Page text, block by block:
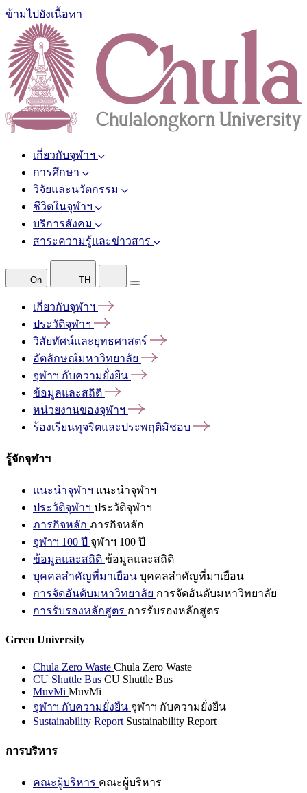
ข้ามไปยังเนื้อหา
เกี่ยวกับจุฬาฯ
การศึกษา
วิจัยและนวัตกรรม
ชีวิตในจุฬาฯ
บริการสังคม
สาระความรู้และข่าวสาร
On TH
เกี่ยวกับจุฬาฯ
ประวัติจุฬาฯ
วิสัยทัศน์และยุทธศาสตร์
อัตลักษณ์มหาวิทยาลัย
จุฬาฯ กับความยั่งยืน
ข้อมูลและสถิติ
หน่วยงานของจุฬาฯ
ร้องเรียนทุจริตและประพฤติมิชอบ
รู้จักจุฬาฯ
แนะนำจุฬาฯ แนะนำจุฬาฯ
ประวัติจุฬาฯ ประวัติจุฬาฯ
ภารกิจหลัก ภารกิจหลัก
จุฬาฯ 100 ปี จุฬาฯ 100 ปี
ข้อมูลและสถิติ ข้อมูลและสถิติ
บุคคลสำคัญที่มาเยือน บุคคลสำคัญที่มาเยือน
การจัดอันดับมหาวิทยาลัย การจัดอันดับมหาวิทยาลัย
การรับรองหลักสูตร การรับรองหลักสูตร
Green University
Chula Zero Waste Chula Zero Waste
CU Shuttle Bus CU Shuttle Bus
MuvMi MuvMi
จุฬาฯ กับความยั่งยืน จุฬาฯ กับความยั่งยืน
Sustainability Report Sustainability Report
การบริหาร
คณะผู้บริหาร คณะผู้บริหาร